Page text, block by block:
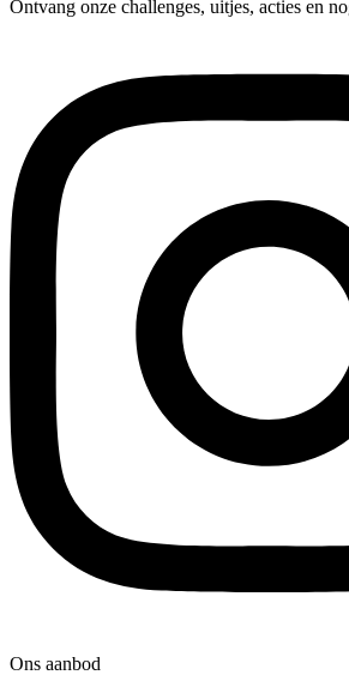
Ontvang onze challenges, uitjes, acties en
Ons aanbod